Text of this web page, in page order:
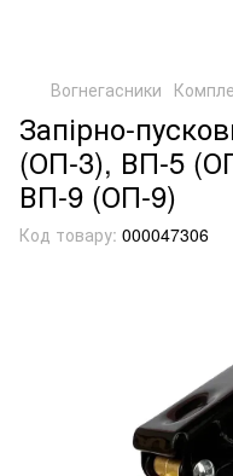
Вогнегасники
Запірно-
(ОП-3), ВП-5
ВП-9 (ОП-9)
Код товару: 000047306